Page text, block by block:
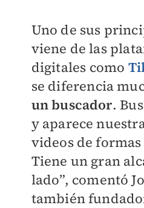
Uno de sus
viene de las
digitales como
se diferencia
un buscador.
y aparece
videos de
Tiene un gran
lado”, comentó
también